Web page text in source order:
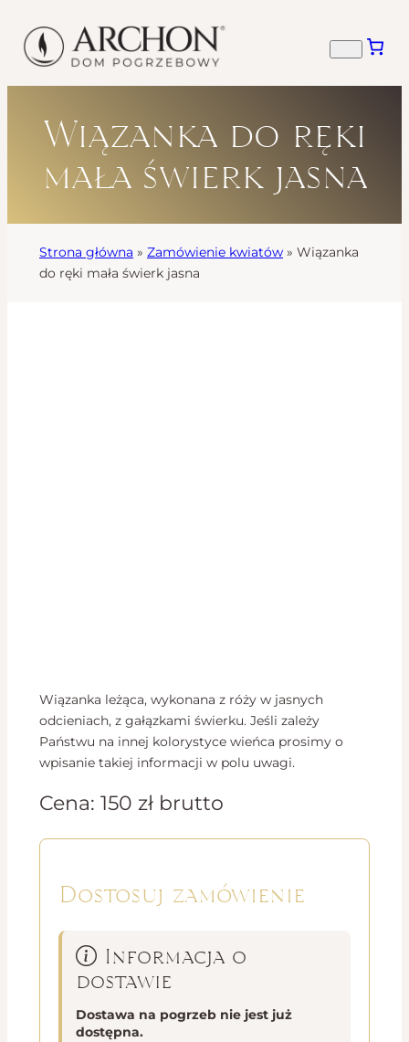
Wiązanka do ręki
mała świerk jasna
Strona główna » Zamówienie kwiatów » Wiązanka
do ręki mała świerk jasna
Wiązanka leżąca, wykonana z róży w jasnych
odcieniach, z gałązkami świerku. Jeśli zależy
Państwu na innej kolorystyce wieńca prosimy o
wpisanie takiej informacji w polu uwagi.
Cena: 150 zł brutto
Dostosuj zamówienie
Informacja o
dostawie
Dostawa na pogrzeb nie jest już
dostępna.